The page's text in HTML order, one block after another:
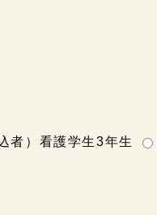
者）看護学生3年生